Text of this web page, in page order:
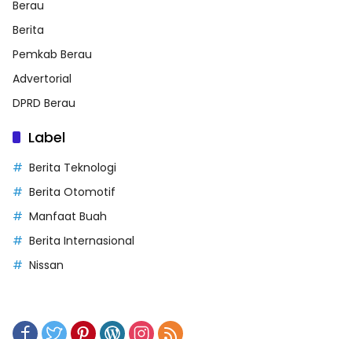
Berau
Berita
Pemkab Berau
Advertorial
DPRD Berau
Label
Berita Teknologi
Berita Otomotif
Manfaat Buah
Berita Internasional
Nissan